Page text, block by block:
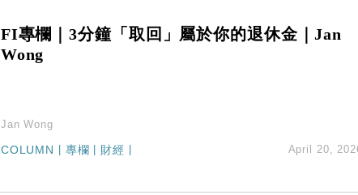
FI專欄｜3分鐘「取回」屬於你的退休金｜Jan
Wong
Jan Wong
COLUMN 專欄 財經 April 20,